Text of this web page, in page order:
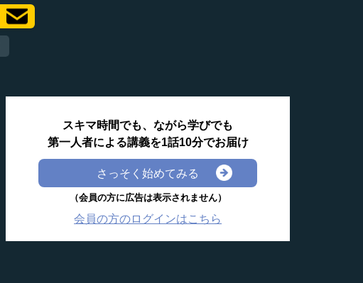
スキマ時間でも、ながら学びでも
第一人者による講義を1話10分でお届け
さっそく始めてみる
（会員の方に広告は表示されません）
会員の方のログインはこちら